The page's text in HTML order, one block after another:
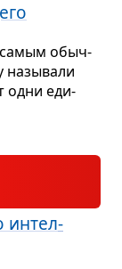
самым обыч­
назы­вали
одни еди­
интел­